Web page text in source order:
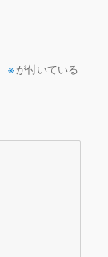
※ が付いている